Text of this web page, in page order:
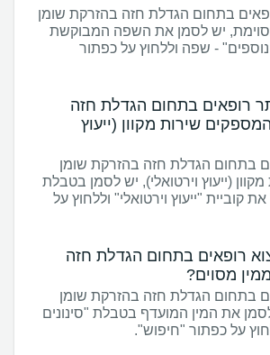
בתחום הגדלת חזה בהזרקת שומן
יש לסמן את השפה המבוקשת
- שפה וללחוץ על כפתור
רופאים בתחום הגדלת חזה
שירות מקוון (ייעוץ
בתחום הגדלת חזה בהזרקת שומן
(ייעוץ וירטואלי), יש לסמן בטבלת
קוביית "ייעוץ וירטואלי" וללחוץ על
רופאים בתחום הגדלת חזה
מסוים?
בתחום הגדלת חזה בהזרקת שומן
את המין המועדף בטבלת "סינונים
על כפתור "חיפוש".